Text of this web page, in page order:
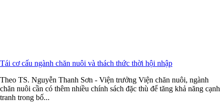
Tái cơ cấu ngành chăn nuôi và thách thức thời hội nhập
Theo TS. Nguyễn Thanh Sơn - Viện trưởng Viện chăn nuôi, ngành
chăn nuôi cần có thêm nhiều chính sách đặc thù để tăng khả năng cạnh
tranh trong bố...